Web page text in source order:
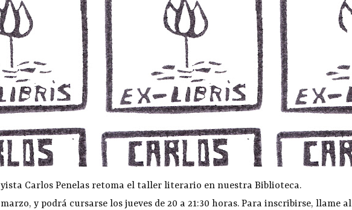
Carlos Penelas retoma el taller literario en nuestra Biblioteca.
y podrá cursarse los jueves de 20 a 21:30 horas. Para inscribirse, llame al